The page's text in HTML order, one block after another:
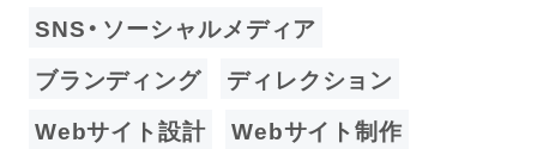
SNS・ソーシャルメディア
ブランディング
ディレクション
Webサイト設計
Webサイト制作